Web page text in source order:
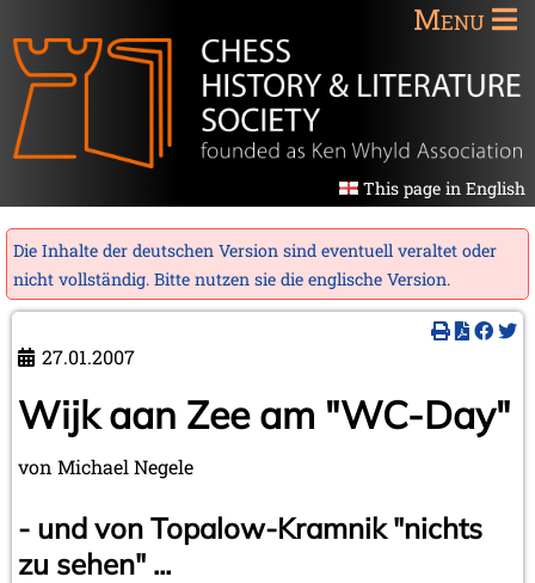
Menu
This page in English
Die Inhalte der deutschen Version sind eventuell veraltet oder
nicht vollständig. Bitte nutzen sie die englische Version.
27.01.2007
Wijk aan Zee am "WC-Day"
von Michael Negele
- und von Topalow-Kramnik "nichts
zu sehen" ...